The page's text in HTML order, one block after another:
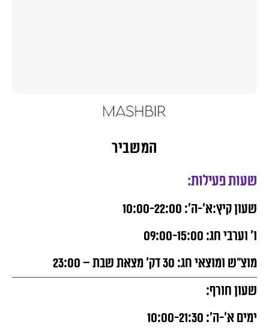
המשביר
שעות פעילות:
שעון קיץ:א’-ה’: 10:00-22:00
ו’ וערבי חג: 09:00-15:00
מוצ”ש ומוצאי חג: 30 דק’ מצאת שבת – 23:00
שעון חורף:
ימים א’-ה’: 10:00-21:30